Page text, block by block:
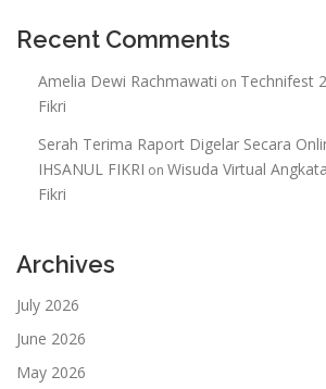
Recent Comments
Amelia Dewi Rachmawati on Technifest
Fikri
Serah Terima Raport Digelar Secara
IHSANUL FIKRI on Wisuda Virtual
Fikri
Archives
July 2026
June 2026
May 2026